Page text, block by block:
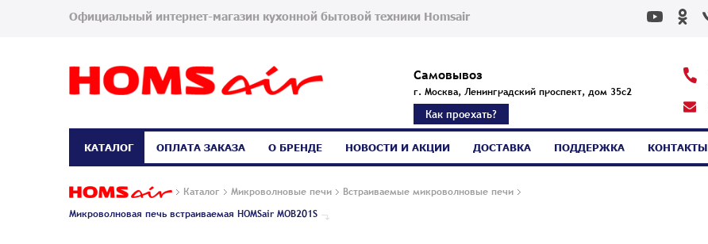
Официальный интернет-магазин кухонной бытовой техники Homsair
Самовывоз
г. Москва, Ленинградский проспект, дом 35с2
Как проехать?
Каталог Микроволновые печи
Встраиваемые микроволновые печи
Микроволновая печь встраиваемая HOMSair MOB201S
КАТАЛОГ ОПЛАТА ЗАКАЗА О БРЕНДЕ НОВОСТИ И АКЦИИ ДОСТАВКА ПОДДЕРЖКА КОНТАКТЫ